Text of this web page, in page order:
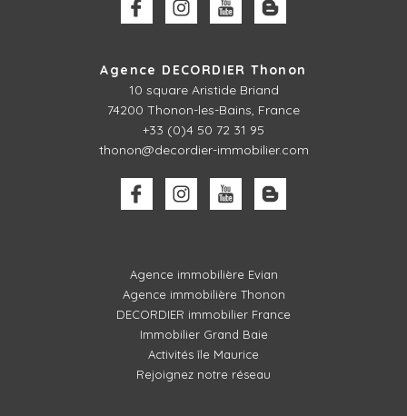
Agence DECORDIER Thonon
10 square Aristide Briand
74200 Thonon-les-Bains, France
+33 (0)4 50 72 31 95
thonon@decordier-immobilier.com
Agence immobilière Evian
Agence immobilière Thonon
DECORDIER immobilier France
Immobilier Grand Baie
Activités île Maurice
Rejoignez notre réseau